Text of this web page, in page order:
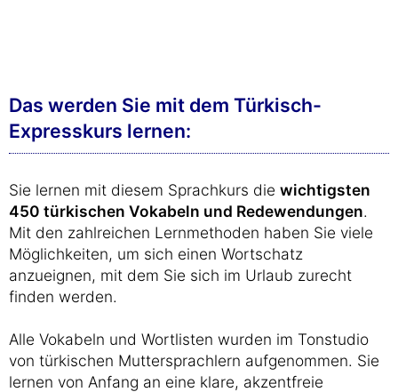
Das werden Sie mit dem Türkisch-
Expresskurs lernen:
Sie lernen mit diesem Sprachkurs die wichtigsten
450 türkischen Vokabeln und Redewendungen.
Mit den zahlreichen Lernmethoden haben Sie viele
Möglichkeiten, um sich einen Wortschatz
anzueignen, mit dem Sie sich im Urlaub zurecht
finden werden.
Alle Vokabeln und Wortlisten wurden im Tonstudio
von türkischen Muttersprachlern aufgenommen. Sie
lernen von Anfang an eine klare, akzentfreie